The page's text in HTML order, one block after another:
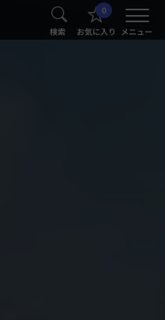
検索
0
お気に入り メニュー
®